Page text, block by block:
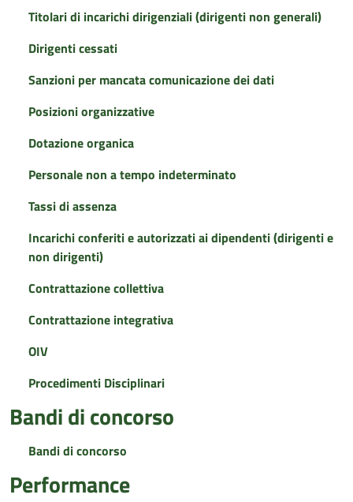
Titolari di incarichi dirigenziali (dirigenti non generali)
Dirigenti cessati
Sanzioni per mancata comunicazione dei dati
Posizioni organizzative
Dotazione organica
Personale non a tempo indeterminato
Tassi di assenza
Incarichi conferiti e autorizzati ai dipendenti (dirigenti e
non dirigenti)
Contrattazione collettiva
Contrattazione integrativa
OIV
Procedimenti Disciplinari
Bandi di concorso
Bandi di concorso
Performance